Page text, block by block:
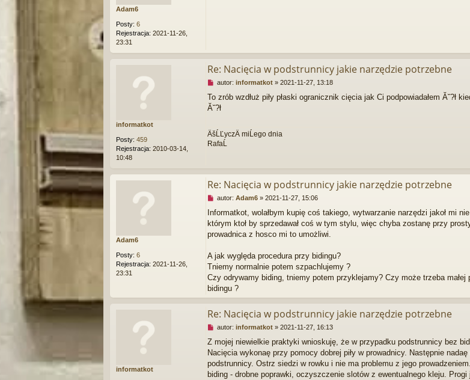
Adam6
Posty: 6
Rejestracja: 2021-11-26,
23:31
n
y
o
s
informatkot
Posty: 459
Rejestracja: 2010-03-14,
10:48
Re: Nacięcia w podstrunnicy jakie narzędzie potrzebne
N
e
p
e
c
n
y
p
o
s
t
autor: informatkot» 2021-11-27, 13:18
To zrób wzdłuż piły płaski ogranicznik cięcia jak Ci podpowiadałem Ă˘?ł
Ă˘?ł
ÄšĹĽyczÄ miĹego dnia
RafaĹ
Adam6
Posty: 6
Rejestracja: 2021-11-26,
23:31
Re: Nacięcia w podstrunnicy jakie narzędzie potrzebne
N
e
p
r
e
c
z
y
t
a
y
s
t
autor: Adam6» 2021-11-27, 15:06
Informatkot, wolałbym kupię coś takiego, wytwarzanie narzędzi jakoł mi
którym ktoł by sprzedawał coś w tym stylu, więc chyba zostanę przy
prowadnica z hosco mi to umożliwi.
A jak wyględa procedura przy bidingu?
Tniemy normalnie potem szpachlujemy ?
Czy odrywamy biding, tniemy potem przyklejamy? Czy może trzeba
bidingu ?
informatkot
Re: Nacięcia w podstrunnicy jakie narzędzie potrzebne
N
e
p
r
z
autor: informatkot» 2021-11-27, 16:13
Z mojej niewielkie praktyki wnioskuję, że w przypadku podstrunnicy bez
Nacięcia wykonaę przy pomocy dobrej piły w prowadnicy. Następnie
podstrunnicy. Ostrz siedzi w rowku i nie ma problemu z jego
biding - drobne poprawki, oczyszczenie slotów z ewentualnego kleju. Progi